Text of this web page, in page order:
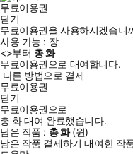
무료이용권
닫기
무료이용권을 사용하시겠습니
사용 가능 : 장
<>부터 총화
무료이용권으로 대여합니다.
다른 방법으로 결제
무료이용권
닫기
무료이용권으로
총 화대여 완료했습니다.
남은 작품 : 총화(원)
남은 작품 결제하기 대여한 작